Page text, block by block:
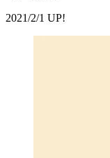
2021/2/1 UP!